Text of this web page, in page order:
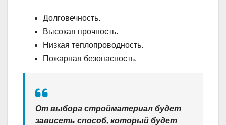
Долговечность.
Высокая прочность.
Низкая теплопроводность.
Пожарная безопасность.
От выбора стройматериал будет
зависеть способ, который будет